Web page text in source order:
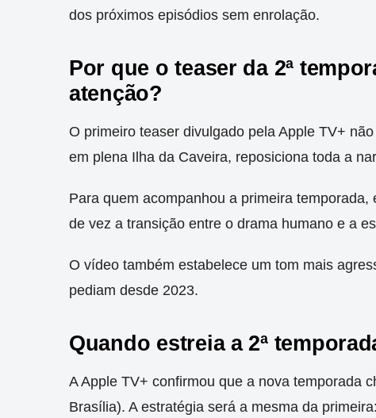
dos próximos episódios sem enrolação.
Por que o teaser da 2ª
atenção?
O primeiro teaser divulgado pela Apple TV+
em plena Ilha da Caveira, reposiciona toda a
Para quem acompanhou a primeira
de vez a transição entre o drama humano e a
O vídeo também estabelece um tom mais
pediam desde 2023.
Quando estreia a 2ª
A Apple TV+ confirmou que a nova temporada
Brasília). A estratégia será a mesma da